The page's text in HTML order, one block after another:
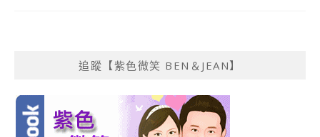
追蹤【紫色微笑 BEN＆JEAN】